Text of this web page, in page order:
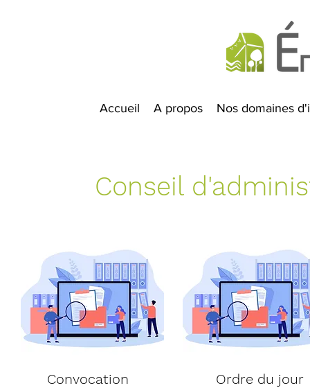
Accueil A propos Nos domaines
Conseil
Convocation Ordre du jour